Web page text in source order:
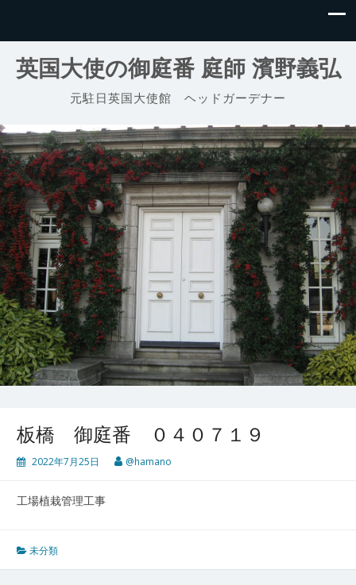
英国大使の御庭番 庭師 濱野義弘
元駐日英国大使館 ヘッドガーデナー
板橋 御庭番 ０４０７１９
2022年7月25日 @hamano
工場植栽管理工事
未分類